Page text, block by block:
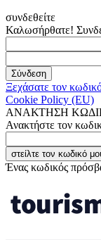
συνδεθείτε
Καλωσήρθατε!
Ξεχάσατε τον
Cookie Policy (EU)
ΑΝΑΚΤΗΣΗ
Ανακτήστε τον
Ένας κωδικός